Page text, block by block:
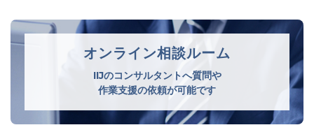
オンライン相談ルーム
IIJのコンサルタントへ質問や
作業支援の依頼が可能です